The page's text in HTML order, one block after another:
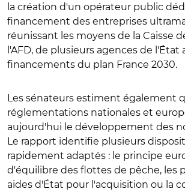
la création d'un opérateur public
financement des entreprises
réunissant les moyens de la Caisse
l'AFD, de plusieurs agences de l'État
financements du plan France 2030.
Les sénateurs estiment également
réglementations nationales et
aujourd'hui le développement des
Le rapport identifie plusieurs
rapidement adaptés : le principe
d'équilibre des flottes de pêche, les
aides d'État pour l'acquisition ou la